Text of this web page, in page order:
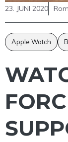
23. JUNI 2020
Apple Watch